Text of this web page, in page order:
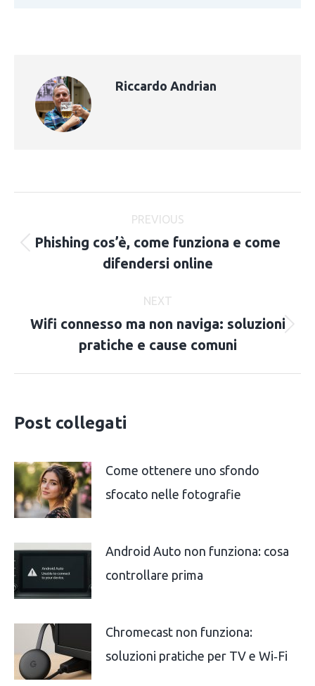
Riccardo Andrian
navigation
PREVIOUS
Phishing cos’è, come funziona e come
difendersi online
NEXT
Wifi connesso ma non naviga: soluzioni
pratiche e cause comuni
Post collegati
Come ottenere uno sfondo
sfocato nelle fotografie
Android Auto non funziona: cosa
controllare prima
Chromecast non funziona:
soluzioni pratiche per TV e Wi‑Fi